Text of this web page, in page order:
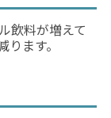
飲料が増えて
ます。